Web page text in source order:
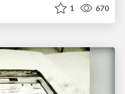
1 670